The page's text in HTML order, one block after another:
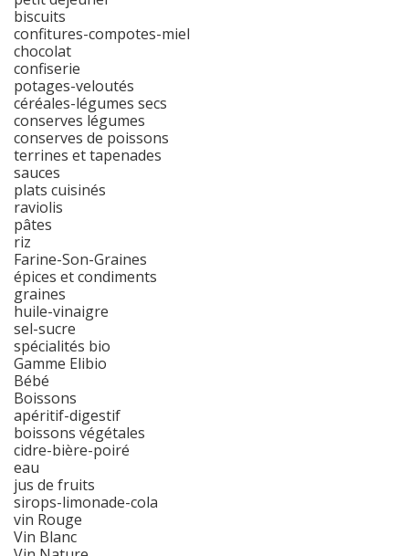
biscuits
confitures-compotes-miel
chocolat
confiserie
potages-veloutés
céréales-légumes secs
conserves légumes
conserves de poissons
terrines et tapenades
sauces
plats cuisinés
raviolis
pâtes
riz
Farine-Son-Graines
épices et condiments
graines
huile-vinaigre
sel-sucre
spécialités bio
Gamme Elibio
Bébé
Boissons
apéritif-digestif
boissons végétales
cidre-bière-poiré
eau
jus de fruits
sirops-limonade-cola
vin Rouge
Vin Blanc